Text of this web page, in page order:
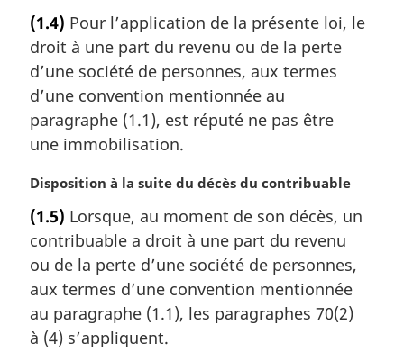
e
m
a
r
i
n
l
e
:
(1.4) Pour l’application de la présente loi, le
droit à une part du revenu ou de la perte
d’une société de personnes, aux termes
d’une convention mentionnée au
paragraphe (1.1), est réputé ne pas être
une immobilisation.
N
t
e
m
a
g
i
Disposition à la suite du décès du contribuable
(1.5) Lorsque, au moment de son décès, un
contribuable a droit à une part du revenu
ou de la perte d’une société de personnes,
aux termes d’une convention mentionnée
au paragraphe (1.1), les paragraphes 70(2)
à (4) s’appliquent.